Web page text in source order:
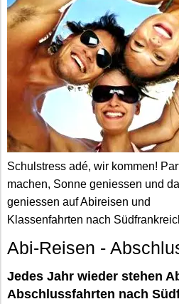
Schulstress adé, wir kommen!
machen, Sonne geniessen und
geniessen auf Abireisen und
Klassenfahrten nach
Abi-Reisen -
Jedes Jahr wieder stehen
Abschlussfahrten nach